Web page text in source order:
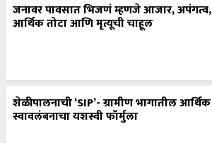
जनावर पावसात भिजणं म्हणजे आजार, अपंगत्व,
आर्थिक तोटा आणि मृत्यूची चाहूल
शेळीपालनाची ‘SIP’- ग्रामीण भागातील आर्थिक
स्वावलंबनाचा यशस्वी फॉर्मुला